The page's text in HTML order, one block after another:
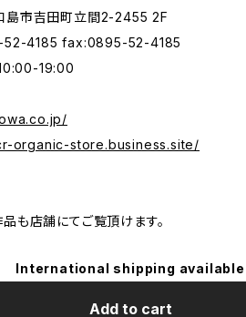
島市吉田町立間2-2455 2F
4185 fax:0895-52-4185
19:00
organic-store.business.site/
も店舗にてご覧頂けます。
International shipping available
Add to cart